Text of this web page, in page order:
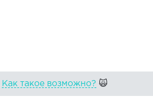
Как такое возможно? 🙀